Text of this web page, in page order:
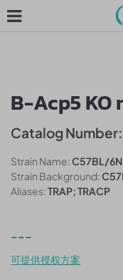
B-Acp5 KO
Catalog Number:
Strain Name:C57BL/6N
Strain Background:
Aliases:TRAP; TRACP
---
可提供授权方案